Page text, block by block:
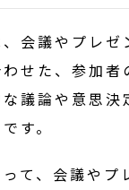
会議やプレゼ
せた、参加者
議論や意思決
す。
て、会議やプ